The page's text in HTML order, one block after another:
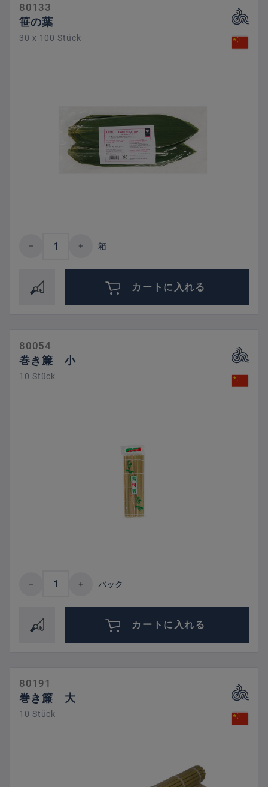
80133
笹の葉
30 x 100 Stück
Product Quantity: Enter the desired
箱
カートに入れる
80054
巻き簾 小
10 Stück
Product Quantity: Enter the desired
バック
カートに入れる
80191
巻き簾 大
10 Stück